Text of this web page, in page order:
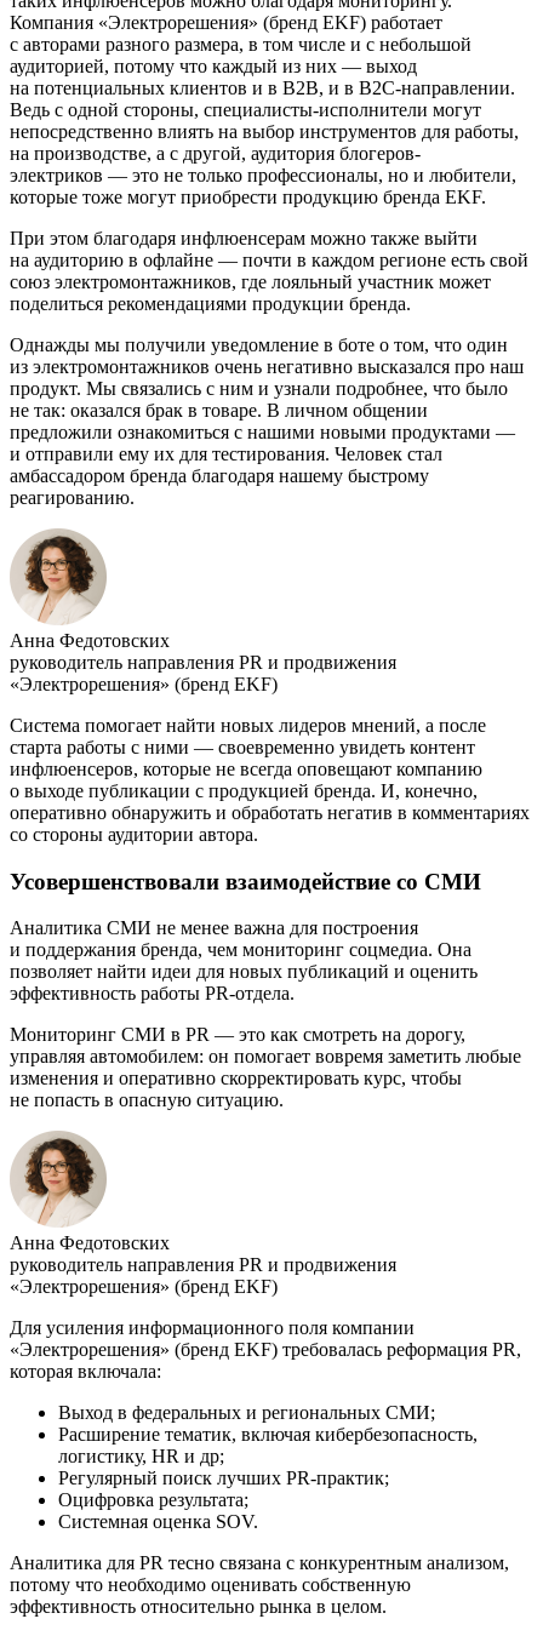
Компания «Электрорешения» (бренд EKF) работает
с авторами разного размера, в том числе и с небольшой
аудиторией, потому что каждый из них — выход
на потенциальных клиентов и в B2B, и в B2C-направлении.
Ведь с одной стороны, специалисты-исполнители могут
непосредственно влиять на выбор инструментов для работы,
на производстве, а с другой, аудитория блогеров-
электриков — это не только профессионалы, но и любители,
которые тоже могут приобрести продукцию бренда EKF.
При этом благодаря инфлюенсерам можно также выйти
на аудиторию в офлайне — почти в каждом регионе есть свой
союз электромонтажников, где лояльный участник может
поделиться рекомендациями продукции бренда.
Однажды мы получили уведомление в боте о том, что один
из электромонтажников очень негативно высказался про наш
продукт. Мы связались с ним и узнали подробнее, что было
не так: оказался брак в товаре. В личном общении
предложили ознакомиться с нашими новыми продуктами —
и отправили ему их для тестирования. Человек стал
амбассадором бренда благодаря нашему быстрому
реагированию.
Анна Федотовских
руководитель направления PR и продвижения
«Электрорешения» (бренд EKF)
Система помогает найти новых лидеров мнений, а после
старта работы с ними — своевременно увидеть контент
инфлюенсеров, которые не всегда оповещают компанию
о выходе публикации с продукцией бренда. И, конечно,
оперативно обнаружить и обработать негатив в комментариях
со стороны аудитории автора.
Усовершенствовали взаимодействие со СМИ
Аналитика СМИ не менее важна для построения
и поддержания бренда, чем мониторинг соцмедиа. Она
позволяет найти идеи для новых публикаций и оценить
эффективность работы PR-отдела.
Мониторинг СМИ в PR — это как смотреть на дорогу,
управляя автомобилем: он помогает вовремя заметить любые
изменения и оперативно скорректировать курс, чтобы
не попасть в опасную ситуацию.
Анна Федотовских
руководитель направления PR и продвижения
«Электрорешения» (бренд EKF)
Для усиления информационного поля компании
«Электрорешения» (бренд EKF) требовалась реформация PR,
которая включала:
Выход в федеральных и региональных СМИ;
Расширение тематик, включая кибербезопасность,
логистику, HR и др;
Регулярный поиск лучших PR-практик;
Оцифровка результата;
Системная оценка SOV.
Аналитика для PR тесно связана с конкурентным анализом,
потому что необходимо оценивать собственную
эффективность относительно рынка в целом.